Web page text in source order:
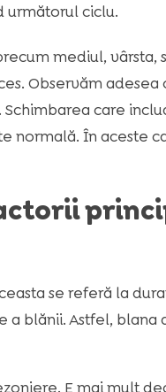
următorul ciclu.
mediul, vârsta,
Observăm adesea
care
normală. În aceste
se referă la
a blănii. Astfel, blana
E mai mult